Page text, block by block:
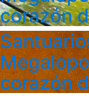
corazón
corazón